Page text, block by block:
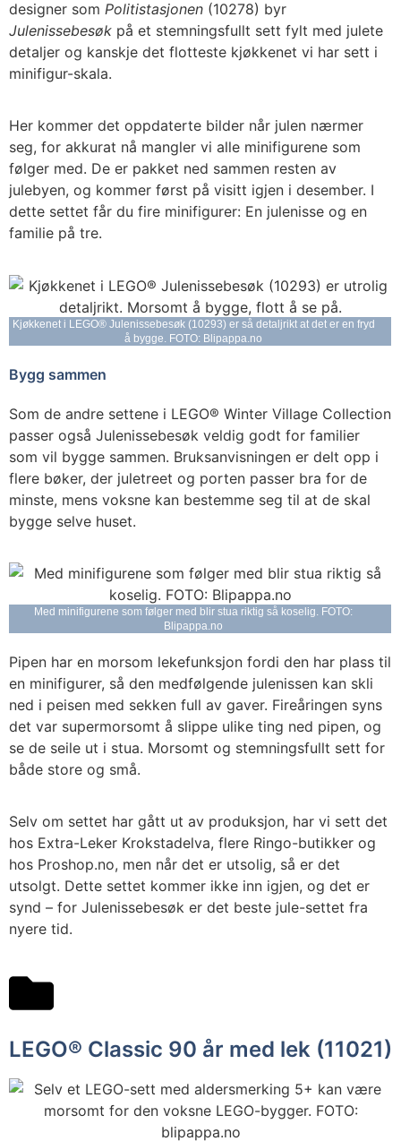
designer som Politistasjonen (10278) byr
Julenissebesøk på et stemningsfullt sett fylt med julete
detaljer og kanskje det flotteste kjøkkenet vi har sett i
minifigur-skala.
Her kommer det oppdaterte bilder når julen nærmer
seg, for akkurat nå mangler vi alle minifigurene som
følger med. De er pakket ned sammen resten av
julebyen, og kommer først på visitt igjen i desember. I
dette settet får du fire minifigurer: En julenisse og en
familie på tre.
Kjøkkenet i LEGO® Julenissebesøk (10293) er så detaljrikt at det er en fryd
å bygge. FOTO: Blipappa.no
Bygg sammen
Som de andre settene i LEGO® Winter Village Collection
passer også Julenissebesøk veldig godt for familier
som vil bygge sammen. Bruksanvisningen er delt opp i
flere bøker, der juletreet og porten passer bra for de
minste, mens voksne kan bestemme seg til at de skal
bygge selve huset.
Med minifigurene som følger med blir stua riktig så koselig. FOTO:
Blipappa.no
Pipen har en morsom lekefunksjon fordi den har plass til
en minifigurer, så den medfølgende julenissen kan skli
ned i peisen med sekken full av gaver. Fireåringen syns
det var supermorsomt å slippe ulike ting ned pipen, og
se de seile ut i stua. Morsomt og stemningsfullt sett for
både store og små.
Selv om settet har gått ut av produksjon, har vi sett det
hos Extra-Leker Krokstadelva, flere Ringo-butikker og
hos Proshop.no, men når det er utsolig, så er det
utsolgt. Dette settet kommer ikke inn igjen, og det er
synd – for Julenissebesøk er det beste jule-settet fra
nyere tid.
LEGO® Classic 90 år med lek (11021)